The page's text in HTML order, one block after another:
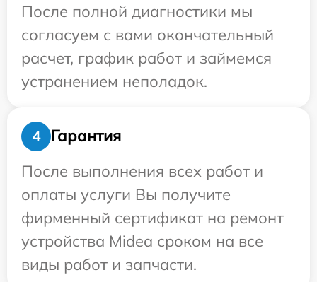
После полной диагностики мы
согласуем с вами окончательный
расчет, график работ и займемся
устранением неполадок.
4
Гарантия
После выполнения всех работ и
оплаты услуги Вы получите
фирменный сертификат на ремонт
устройства Midea сроком на все
виды работ и запчасти.